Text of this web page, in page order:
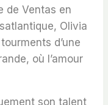
de Ventas en
Olivia
d’une
où l’amour
son talent